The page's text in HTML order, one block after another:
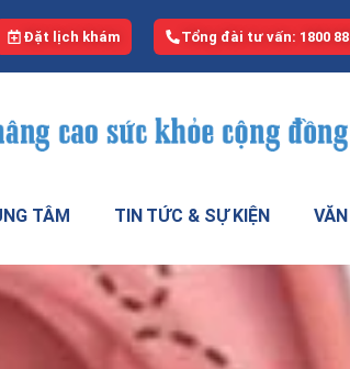
Đặt lịch khám Tổng đài tư vấn: 1800
TÂM TIN TỨC & SỰ KIỆN